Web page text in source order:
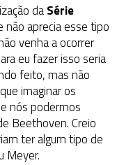
daSérie
aprecia esse tipo
venha a ocorrer
eu fazer isso seria
feito, mas não
imaginar os
nós podermos
Beethoven. Creio
ter algum tipo de
Meyer.